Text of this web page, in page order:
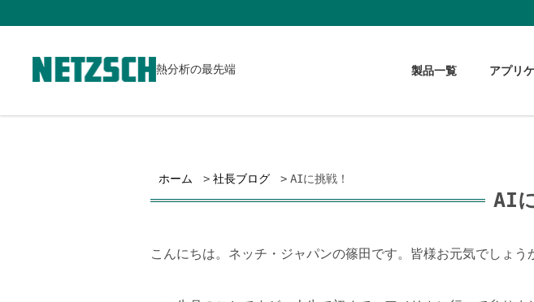
熱分析の最先端 製品一覧 アプリ
ホーム 社長ブログ AIに挑戦！
AI
こんにちは。ネッチ・ジャパンの篠田です。皆様お元気でしょう